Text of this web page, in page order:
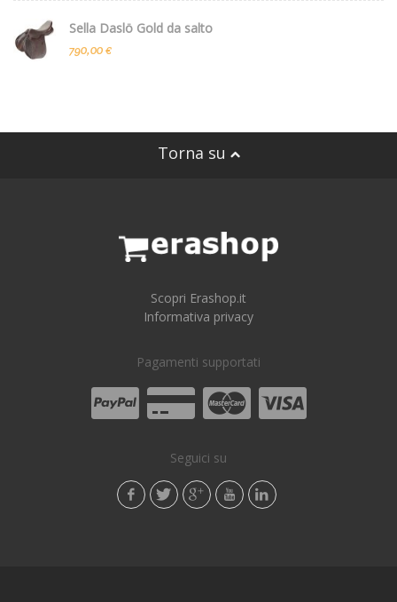
Sella Daslö Gold da salto
790,00 €
Torna su
Scopri Erashop.it
Informativa privacy
Pagamenti supportati
Seguici su